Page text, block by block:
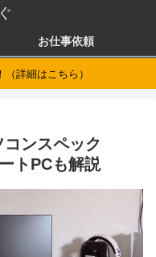
お仕事依頼
詳細はこちら）
コンスペック
トPCも解説